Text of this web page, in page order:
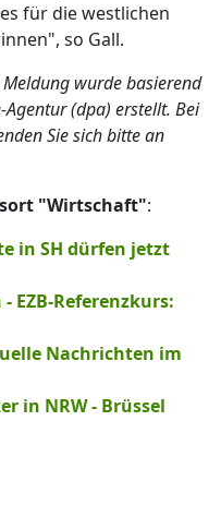
für die westlichen
so Gall.
wurde basierend
(dpa) erstellt. Bei
Sie sich bitte an
"Wirtschaft":
in SH dürfen jetzt
EZB-Referenzkurs:
Nachrichten im
in NRW - Brüssel